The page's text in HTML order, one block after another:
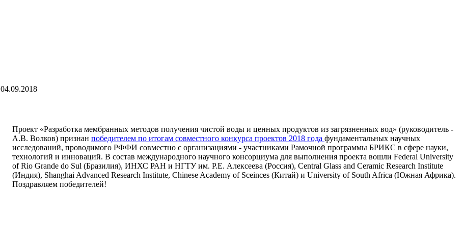
04.09.2018
Проект «Разработка мембранных методов получения чистой воды и ценных продуктов из загрязненных вод» (руководитель -
А.В. Волков) признан победителем по итогам совместного конкурса проектов 2018 года фундаментальных научных
исследований, проводимого РФФИ совместно с организациями - участниками Рамочной программы БРИКС в сфере науки,
технологий и инноваций. В состав международного научного консорциума для выполнения проекта вошли Federal University
of Rio Grande do Sul (Бразилия), ИНХС РАН и НГТУ им. Р.Е. Алексеева (Россия), Central Glass and Ceramic Research Institute
(Индия), Shanghai Advanced Research Institute, Chinese Academy of Sceinces (Китай) и University of South Africa (Южная Африка).
Поздравляем победителей!